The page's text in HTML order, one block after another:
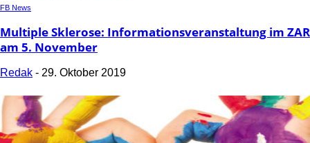
FB News
Multiple Sklerose: Informationsveranstaltung im ZAR
am 5. November
Redak - 29. Oktober 2019